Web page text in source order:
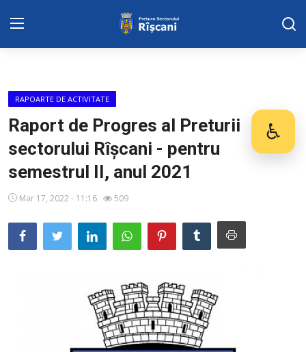
♿
Adresa: str. Kiev 3 | tel: +373 (22) 44 10
98 | mail: pretura.riscani@gmail.com
SERVICII SECTOR
Harta sect. Riscani
ADMINISTRAŢIA
Transparența
Sectorul Rîșcani
RAPOARTE DE ACTIVITATE
Raport de Progres al Preturii
sectorului Rîșcani - pentru
semestrul II, anul 2021
Mar 17, 2022 - 11:16 509